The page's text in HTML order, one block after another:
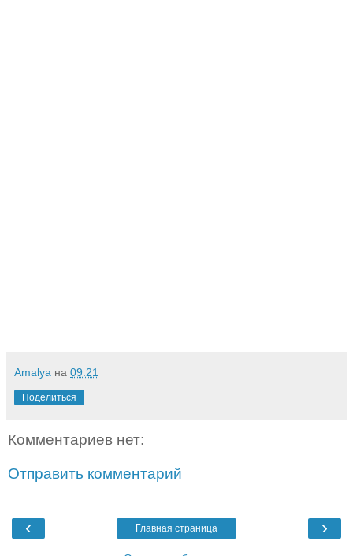
Amalya на 09:21
Поделиться
Комментариев нет:
Отправить комментарий
‹ ›
Главная страница